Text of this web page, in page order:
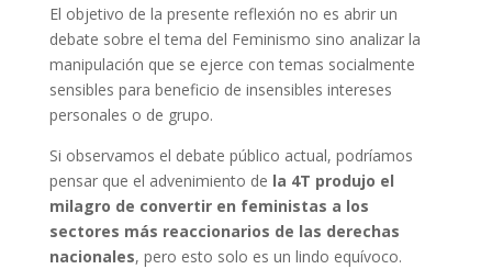
El objetivo de la presente reflexión no es abrir un
debate sobre el tema del Feminismo sino analizar la
manipulación que se ejerce con temas socialmente
sensibles para beneficio de insensibles intereses
personales o de grupo.
Si observamos el debate público actual, podríamos
pensar que el advenimiento de la 4T produjo el
milagro de convertir en feministas a los
sectores más reaccionarios de las derechas
nacionales, pero esto solo es un lindo equívoco.